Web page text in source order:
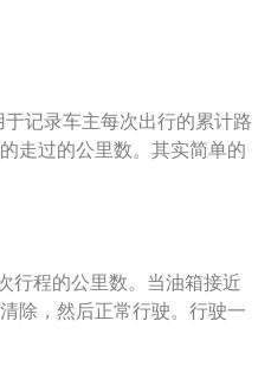
、tripA里程和tripB里程。总
一段特定行程的公里数。相
晶数字显示窗，分别累计
计数，这是可以清零的。总
程数字存储在非易失性存储
般在驾驶位置正前方。典
带动里程表置圈内一块磁铁
磁铁旋转速度的快慢引起磁
记录车主每次出行的累计路
走过的公里数。其实简单的
义所想记录的里程。假如计
是根据每一款车型的设定不
清零，另一部分的车型则
的TRIP切换方法也是不一
1、通过仪表盘的按钮来达
功能即可切换。短途里程的
行程的公里数。当油箱接近
除，然后正常行驶。行驶一
，将增加的燃油量除以行驶